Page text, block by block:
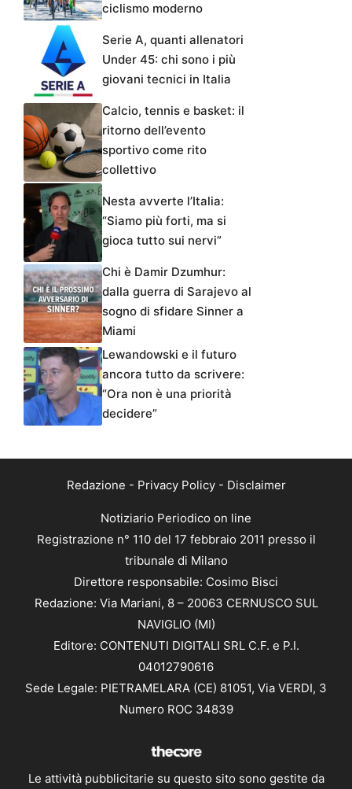
ciclismo moderno
Serie A, quanti allenatori
Under 45: chi sono i più
giovani tecnici in Italia
Calcio, tennis e basket: il
ritorno dell’evento
sportivo come rito
collettivo
Nesta avverte l’Italia:
“Siamo più forti, ma si
gioca tutto sui nervi”
Chi è Damir Dzumhur:
dalla guerra di Sarajevo al
sogno di sfidare Sinner a
Miami
Lewandowski e il futuro
ancora tutto da scrivere:
“Ora non è una priorità
decidere”
Redazione - Privacy Policy- Disclaimer
Notiziario Periodico on line
Registrazione n° 110 del 17 febbraio 2011 presso il
tribunale di Milano
Direttore responsabile: Cosimo Bisci
Redazione: Via Mariani, 8 – 20063 CERNUSCO SUL
NAVIGLIO (MI)
Editore: CONTENUTI DIGITALI SRL C.F. e P.I.
04012790616
Sede Legale: PIETRAMELARA (CE) 81051, Via VERDI, 3
Numero ROC 34839
Le attività pubblicitarie su questo sito sono gestite da